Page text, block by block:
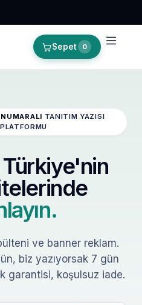
Sepet 0
NUMARALI TANITIM YAZISI
PLATFORMU
Türkiye'nin
bülteni ve banner reklam.
biz yazıyorsak 7 gün
garantisi, koşulsuz iade.